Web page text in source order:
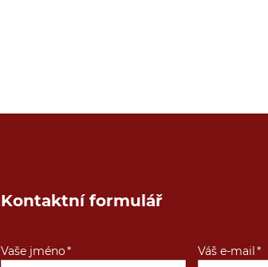
Kontaktní formulář
Vaše jméno Váš e-mail